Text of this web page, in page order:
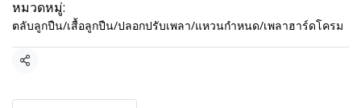
หมวดหมู่:
ตลับลูกปืน/เสื้อลูกปืน/ปลอกปรับเพลา/แหวนกำหนด/เพลาฮาร์ดโครม
แชร์